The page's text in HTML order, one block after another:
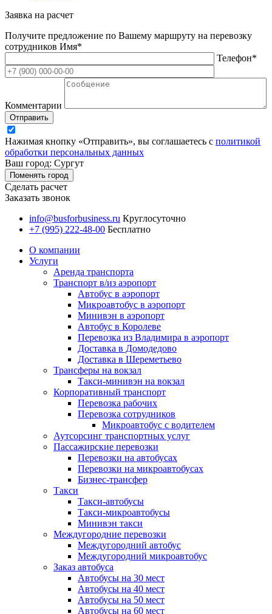
Заявка на расчет
Получите предложение по Вашему маршруту на перевозку
сотрудников Имя*
Телефон*
Комментарии
Отправить
Нажимая кнопку «Отправить», вы соглашаетесь с политикой
обработки персональных данных
Ваш город: Сургут
Поменять город
Сделать расчет
Заказать звонок
info@busforbusiness.ru Круглосуточно
+7 (995) 222-48-00 Бесплатно
О компании
Услуги
Аренда транспорта
Транспорт в/из аэропорт
Автобус в аэропорт
Микроавтобус в аэропорт
Минивэн в аэропорт
Автобус в Королеве
Перевозка из Владимира в аэропорт
Доставка в Домодедово
Доставка в Шереметьево
Трансферы на вокзал
Такси-минивэн на вокзал
Корпоративный транспорт
Перевозка рабочих
Перевозка сотрудников
Микроавтобус с водителем
Аутсорсинг транспортных услуг
Пассажирские перевозки
Перевозки на автобусах
Перевозки на микроавтобусах
Бизнес-трансфер
Такси
Такси-автобусы
Такси-микроавтобусы
Минивэн такси
Междугородние перевозки
Междугородний автобус
Междугородний микроавтобус
Заказ автобуса
Автобусы на 30 мест
Автобусы на 40 мест
Автобусы на 50 мест
Автобусы на 60 мест